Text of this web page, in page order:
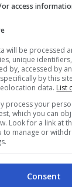
access
will be processed
unique
by, accessed by
by this
data. List
process your
which you can
Look for a link at
to manage or
Consent